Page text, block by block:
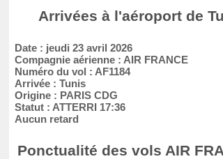
Arrivées à l'aéroport de
Date : jeudi 23 avril 2026
Compagnie aérienne : AIR FRANCE
Numéro du vol : AF1184
Arrivée : Tunis
Origine : PARIS CDG
Statut : ATTERRI 17:36
Aucun retard
Ponctualité des vols AIR